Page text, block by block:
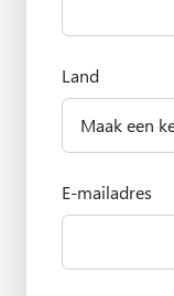
Land
E-mailadres